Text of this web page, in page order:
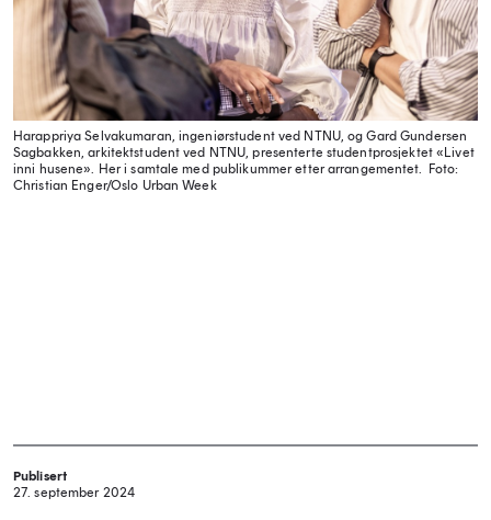
Harappriya Selvakumaran, ingeniørstudent ved NTNU, og Gard Gundersen
Sagbakken, arkitektstudent ved NTNU, presenterte studentprosjektet «Livet
inni husene». Her i samtale med publikummer etter arrangementet.
Foto:
Christian Enger/Oslo Urban Week
Publisert
27. september 2024